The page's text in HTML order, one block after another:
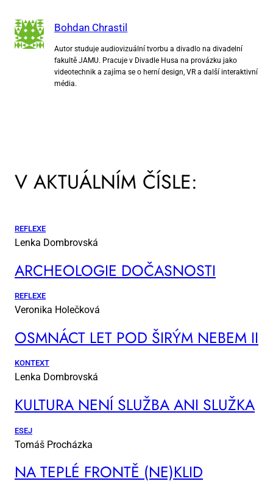
Bohdan Chrastil
Autor studuje audiovizuální tvorbu a divadlo na divadelní
fakultě JAMU. Pracuje v Divadle Husa na provázku jako
videotechnik a zajíma se o herní design, VR a další interaktivní
média.
V AKTUÁLNÍM ČÍSLE:
REFLEXE
Lenka Dombrovská
AR­CHE­O­LO­GIE DO­ČAS­NOS­TI
REFLEXE
Veronika Holečková
OSM­NÁCT LET POD ŠI­RÝM NE­BEM II
KONTEXT
Lenka Dombrovská
KUL­TU­RA NE­NÍ SLUŽ­BA ANI SLUŽ­KA
ESEJ
Tomáš Procházka
NA TEP­LÉ FRON­TĚ (NE)KLID